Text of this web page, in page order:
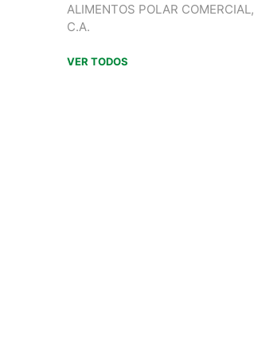
ALIMENTOS POLAR COMERCIAL,
C.A.
VER TODOS